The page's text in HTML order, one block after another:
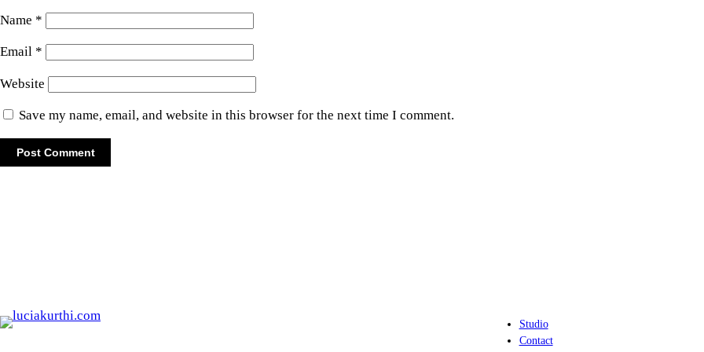
Name *
Email *
Website
Save my name, email, and website in this browser for the next time I comment.
Studio
Contact